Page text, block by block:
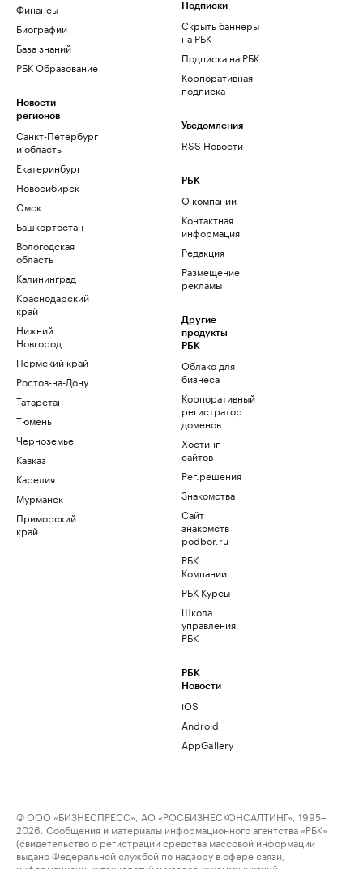
Финансы
Биографии
База знаний
РБК Образование
Новости
регионов
Санкт-Петербург
и область
Екатеринбург
Новосибирск
Омск
Башкортостан
Вологодская
область
Калининград
Краснодарский
край
Нижний
Новгород
Пермский край
Ростов-на-Дону
Татарстан
Тюмень
Черноземье
Кавказ
Карелия
Мурманск
Приморский
край
Подписки
Скрыть баннеры
на РБК
Подписка на РБК
Корпоративная
подписка
Уведомления
RSS Новости
РБК
О компании
Контактная
информация
Редакция
Размещение
рекламы
Другие
продукты
РБК
Облако для
бизнеса
Корпоративный
регистратор
доменов
Хостинг
сайтов
Рег.решения
Знакомства
Сайт
знакомств
podbor.ru
РБК
Компании
РБК Курсы
Школа
управления
РБК
РБК
Новости
iOS
Android
AppGallery
© ООО «БИЗНЕСПРЕСС», АО «РОСБИЗНЕСКОНСАЛТИНГ», 1995–
2026. Сообщения и материалы информационного агентства «РБК»
(свидетельство о регистрации средства массовой информации
выдано Федеральной службой по надзору в сфере связи,